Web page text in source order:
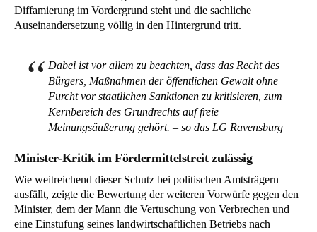
Diffamierung im Vordergrund steht und die sachliche
Auseinandersetzung völlig in den Hintergrund tritt.
Dabei ist vor allem zu beachten, dass das Recht des
Bürgers, Maßnahmen der öffentlichen Gewalt ohne
Furcht vor staatlichen Sanktionen zu kritisieren, zum
Kernbereich des Grundrechts auf freie
Meinungsäußerung gehört. – so das LG Ravensburg
Minister-Kritik im Fördermittelstreit zulässig
Wie weitreichend dieser Schutz bei politischen Amtsträgern
ausfällt, zeigte die Bewertung der weiteren Vorwürfe gegen den
Minister, dem der Mann die Vertuschung von Verbrechen und
eine Einstufung seines landwirtschaftlichen Betriebs nach